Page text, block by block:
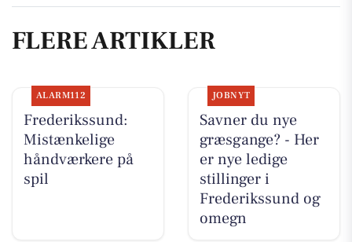
FLERE ARTIKLER
ALARM112
Frederikssund:
Mistænkelige
håndværkere på
spil
JOBNYT
Savner du nye
græsgange? - Her
er nye ledige
stillinger i
Frederikssund og
omegn